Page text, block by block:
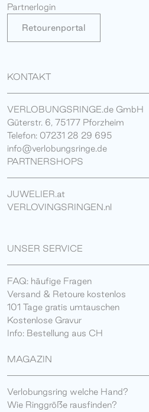
Partnerlogin
Retourenportal
KONTAKT
VERLOBUNGSRINGE.de GmbH
Güterstr. 6, 75177 Pforzheim
Telefon: 07231 28 29 695
info@verlobungsringe.de
PARTNERSHOPS
JUWELIER.at
VERLOVINGSRINGEN.nl
UNSER SERVICE
FAQ: häufige Fragen
Versand & Retoure kostenlos
101 Tage gratis umtauschen
Kostenlose Gravur
Info: Bestellung aus CH
MAGAZIN
Verlobungsring welche Hand?
Wie Ringgröße rausfinden?